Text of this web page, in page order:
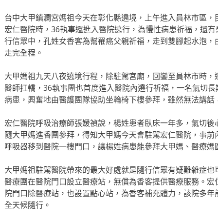
台中大甲鎮瀾宮媽祖今天在彰化縣遶境，上午進入員林市區
宏仁醫院時，36執事還進入醫院遶行，為慢性病患祈福，還
行信眾中，孔姓女香客為幫罹癌父親祈福，走到雙腳起水泡
走完全程。
大甲媽祖九天八夜遶境行程，除駐駕宮廟，回鑾至員林市時
醫師扛轎，36執事團也首度進入醫院內遶行祈福，一名氣切
病患，興奮地由醫護團隊協助坐輪椅下樓參拜，雖然無法講
宏仁醫院呼吸治療師張媛禎說，楊姓患者臥床一年多，氣切
隨大甲媽進香團參拜，得知大甲媽今天會駐駕宏仁醫院，事
呼吸器移到醫院一樓門口，讓楊姓病患能參拜大甲媽、醫療媽
大甲媽祖駐駕醫院帶來的最大好處就是隨行信眾有疑難雜症
醫療團在醫院門口設立醫療站，無償為香客提供醫療服務。
院門口除醫療站，也設置點心站，為香客補充體力，該院多
全天候隨行。